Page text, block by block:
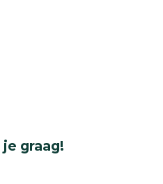
je graag!